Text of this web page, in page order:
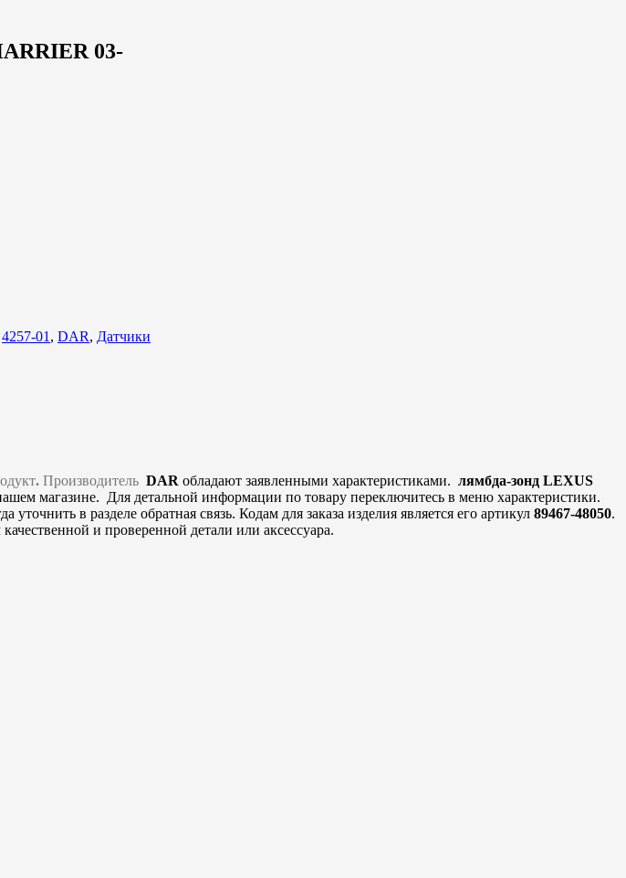
03-
4257-01 , DAR, Датчики
. Производитель DAR обладают заявленными характеристиками. лямбда-зонд LEXUS
магазине. Для детальной информации по товару переключитесь в меню характеристики.
в разделе обратная связь. Кодам для заказа изделия является его артикул 89467-48050.
и проверенной детали или аксессуара.